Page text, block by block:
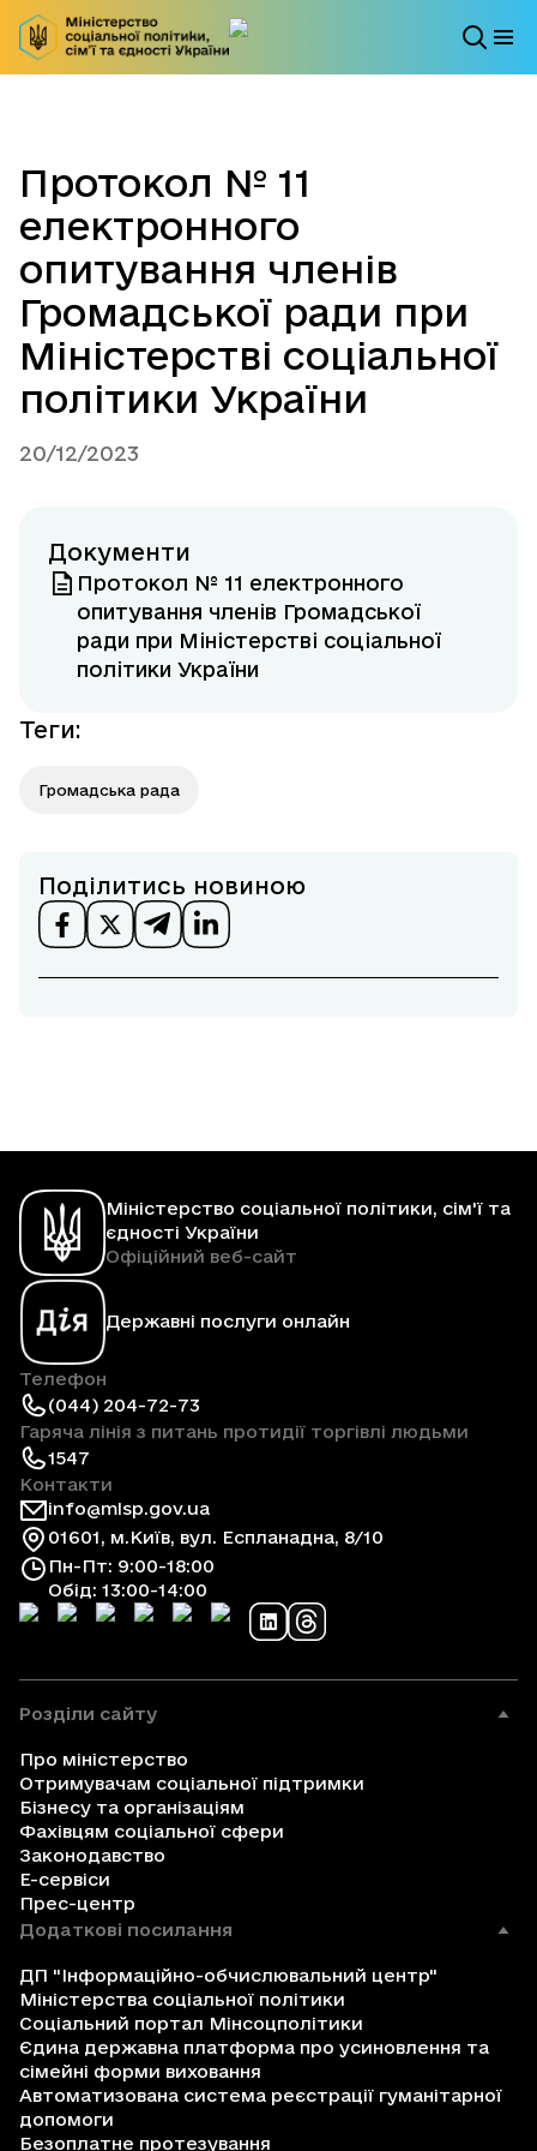
Протокол № 11
електронного
опитування членів
Громадської ради при
Міністерстві соціальної
політики України
20/12/2023
Документи
Протокол № 11 електронного
опитування членів Громадської
ради при Міністерстві соціальної
політики України
Теги:
Громадська рада
Поділитись новиною
Міністерство соціальної політики, сім'ї та
єдності України
Офіційний веб-сайт
Державні послуги онлайн
Телефон
(044) 204-72-73
Гаряча лінія з питань протидії торгівлі людьми
1547
Контакти
info@mlsp.gov.ua
01601, м.Київ, вул. Еспланадна, 8/10
Пн-Пт: 9:00-18:00
Обід: 13:00-14:00
Розділи сайту
Про міністерство
Отримувачам соціальної підтримки
Бізнесу та організаціям
Фахівцям соціальної сфери
Законодавство
Е-сервіси
Прес-центр
Додаткові посилання
ДП "Інформаційно-обчислювальний центр"
Міністерства соціальної політики
Соціальний портал Мінсоцполітики
Єдина державна платформа про усиновлення та
сімейні форми виховання
Автоматизована система реєстрації гуманітарної
допомоги
Безоплатне протезування